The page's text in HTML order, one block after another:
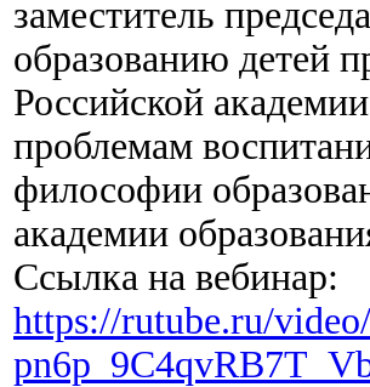
заместитель
образованию детей
Российской
проблемам
философии
академии
Ссылка на вебинар:
https://rutube.ru/